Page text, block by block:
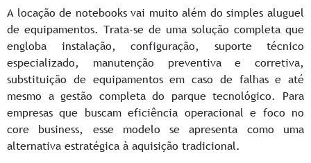
A locação de notebooks vai muito além do simples aluguel
de equipamentos. Trata-se de uma solução completa que
engloba instalação, configuração, suporte técnico
especializado, manutenção preventiva e corretiva,
substituição de equipamentos em caso de falhas e até
mesmo a gestão completa do parque tecnológico. Para
empresas que buscam eficiência operacional e foco no
core business, esse modelo se apresenta como uma
alternativa estratégica à aquisição tradicional.